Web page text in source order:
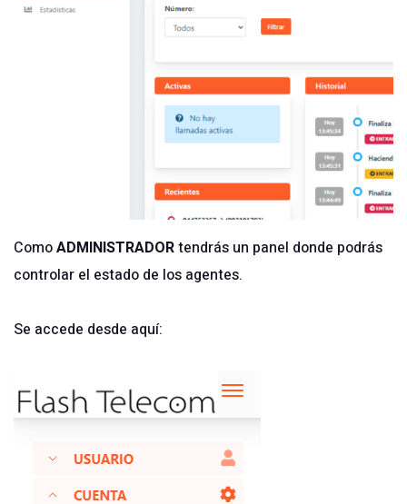
ComoADMINISTRADORtendrás un panel donde podrás
controlar el estado de los agentes.
Se accede desde aquí: